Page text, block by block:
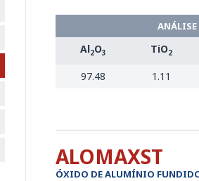
Al2O3 TiO2
97.48
1.11
ALOMAXST
ÓXIDO DE ALUMÍNIO